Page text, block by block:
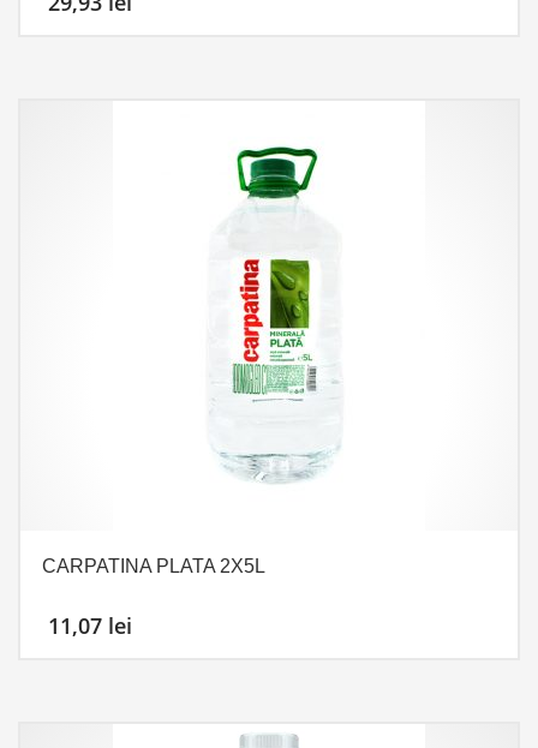
CARPATINA PLATA 2X5L
11,07 lei